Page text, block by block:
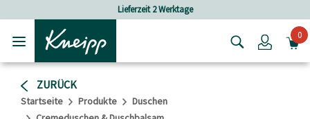
Login0
ZURÜCK
Startseite Produkte
Duschen